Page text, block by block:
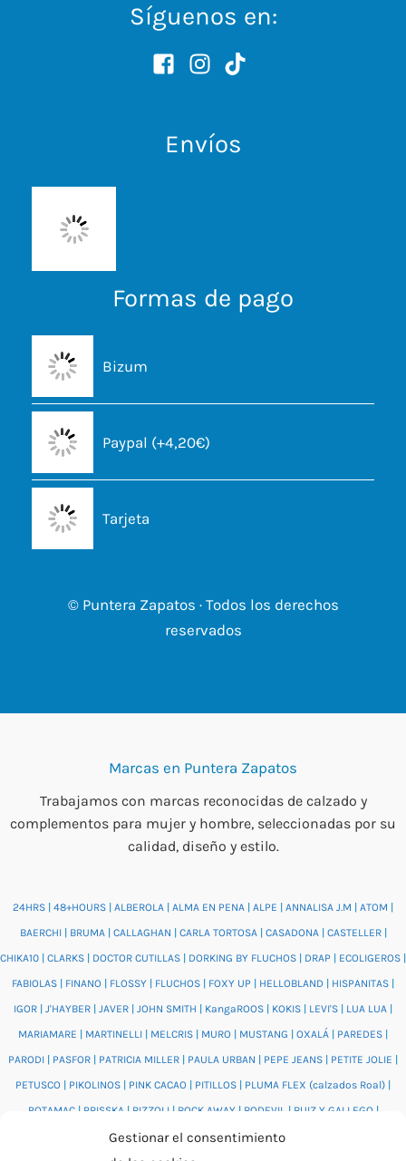
Gestionar el consentimiento
Síguenos en:
Envíos
Formas de pago
Bizum
Paypal (+4,20€)
Tarjeta
© Puntera Zapatos · Todos los derechos
reservados
Marcas en Puntera Zapatos
Trabajamos con marcas reconocidas de calzado y
complementos para mujer y hombre, seleccionadas por su
calidad, diseño y estilo.
24HRS | 48+HOURS | ALBEROLA | ALMA EN PENA | ALPE | ANNALISA J.M | ATOM |
BAERCHI| BRUMA | CALLAGHAN | CARLA TORTOSA | CASADONA | CASTELLER|
CHIKA10 | CLARKS | DOCTOR CUTILLAS | DORKING BY FLUCHOS | DRAP | ECOLIGEROS |
FABIOLAS | FINANO | FLOSSY | FLUCHOS | FOXY UP | HELLOBLAND | HISPANITAS |
IGOR | J'HAYBER | JAVER | JOHN SMITH | KangaROOS | KOKIS | LEVI'S | LUA LUA |
MARIAMARE | MARTINELLI | MELCRIS | MURO | MUSTANG | OXALÁ | PAREDES |
PARODI | PASFOR | PATRICIA MILLER | PAULA URBAN | PEPE JEANS | PETITE JOLIE |
PETUSCO | PIKOLINOS | PINK CACAO | PITILLOS | PLUMA FLEX (calzados Roal) |
POTAMAC| PRISSKA | RIZZOLI| ROCK AWAY| RODEVIL | RUIZ Y GALLEGO|
SALVI|SAM'S |VALENTINO BAGS|VIDORRETA